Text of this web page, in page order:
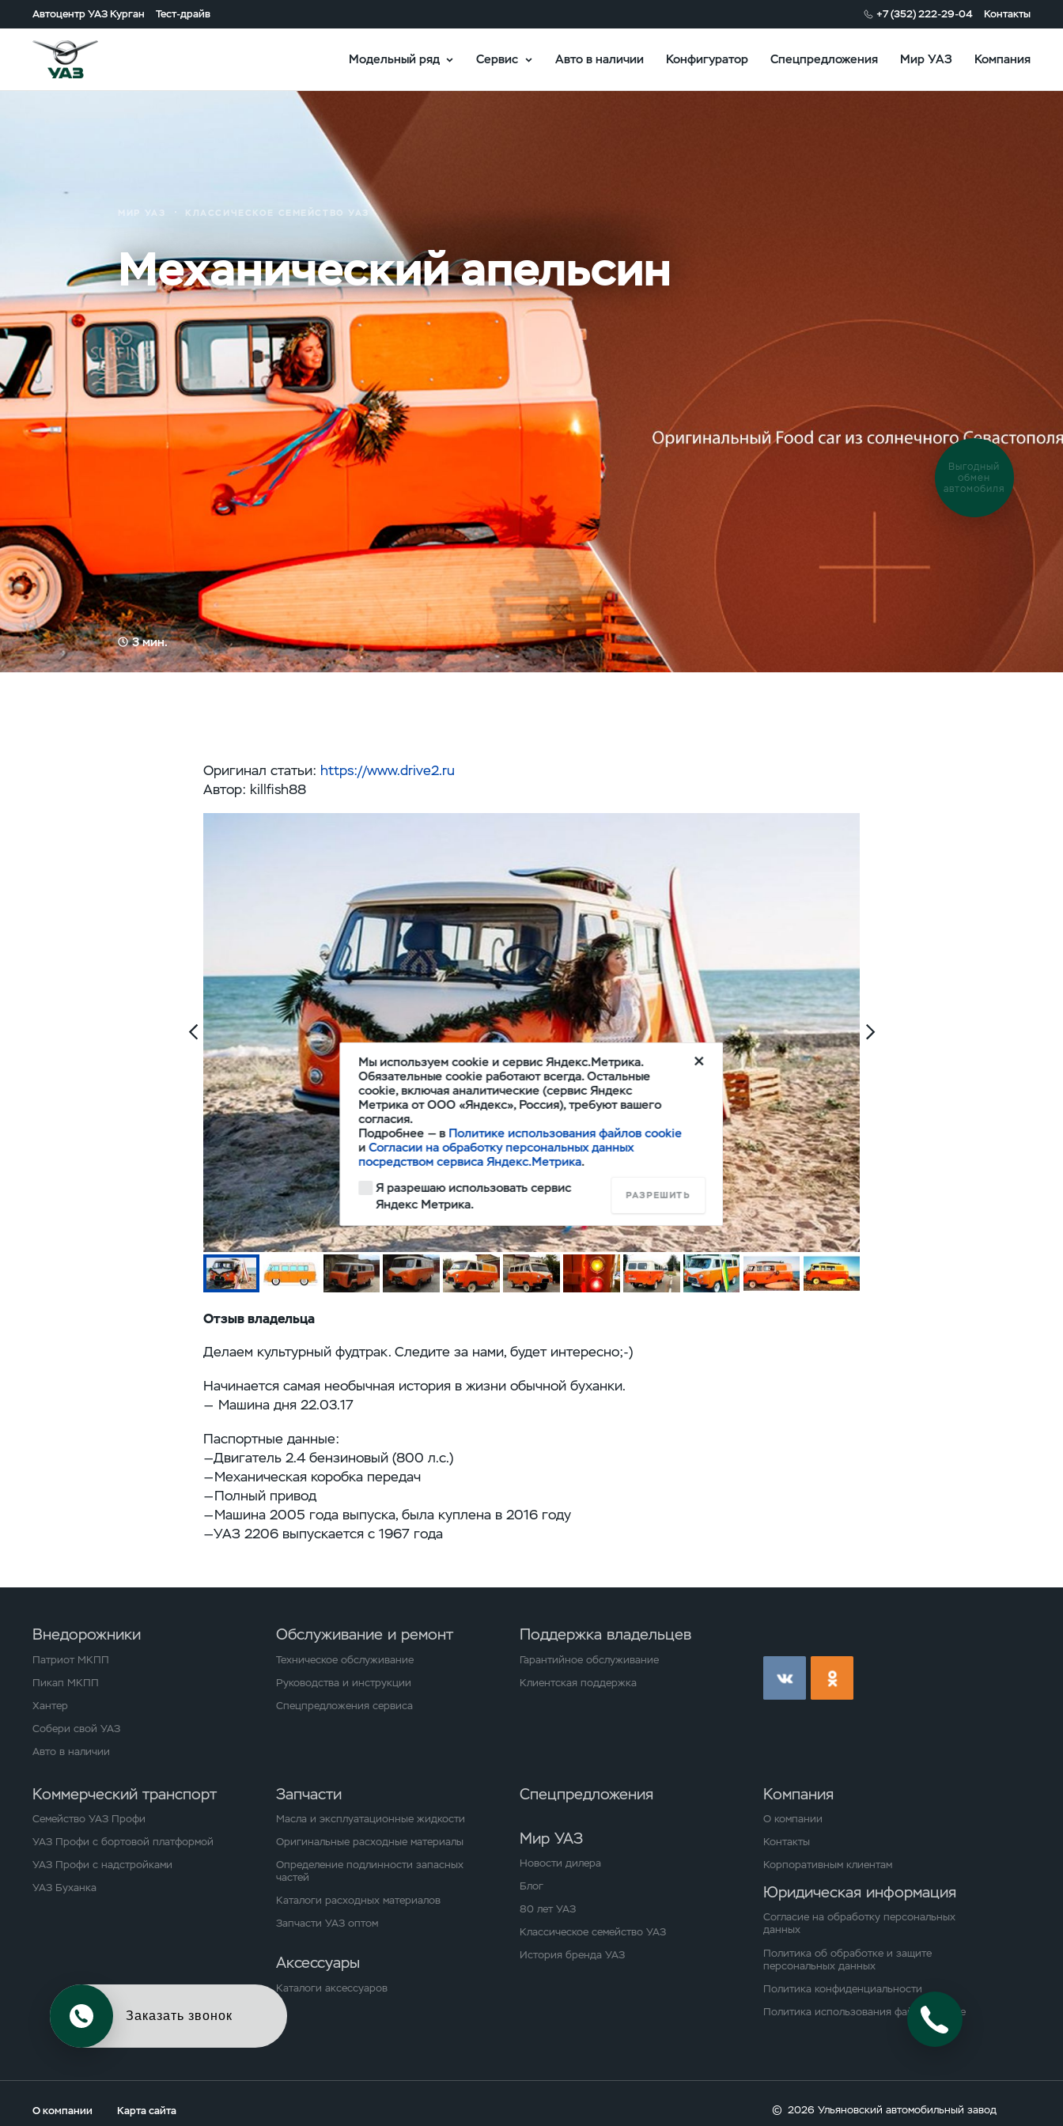
Автоцентр УАЗ Курган Тест-драйв +7 (352) 222-29-04 Контакты
Модельный ряд Сервис Авто в наличии Конфигуратор Спецпредложения Мир УАЗ Компания
МИР УАЗ КЛАССИЧЕСКОЕ СЕМЕЙСТВО УАЗ
Механический апельсин
3 мин.
Оригинал статьи: https://www.drive2.ru
Автор: killfish88
Отзыв владельца
Делаем культурный фудтрак. Следите за нами, будет интересно;-)
Начинается самая необычная история в жизни обычной буханки.
— Машина дня 22.03.17
Паспортные данные:
—Двигатель 2.4 бензиновый (800 л.с.)
—Механическая коробка передач
—Полный привод
—Машина 2005 года выпуска, была куплена в 2016 году
—УАЗ 2206 выпускается с 1967 года
Внедорожники
Патриот МКПП
Пикап МКПП
Хантер
Собери свой УАЗ
Авто в наличии
Обслуживание и ремонт
Техническое обслуживание
Руководства и инструкции
Спецпредложения сервиса
Поддержка владельцев
Гарантийное обслуживание
Клиентская поддержка
Коммерческий транспорт
Семейство УАЗ Профи
УАЗ Профи с бортовой платформой
УАЗ Профи с надстройками
УАЗ Буханка
Запчасти
Масла и эксплуатационные жидкости
Оригинальные расходные материалы
Определение подлинности запасных
частей
Каталоги расходных материалов
Запчасти УАЗ оптом
Аксессуары
Каталоги аксессуаров
Спецпредложения
Мир УАЗ
Новости дилера
Блог
80 лет УАЗ
Классическое семейство УАЗ
История бренда УАЗ
Компания
О компании
Контакты
Корпоративным клиентам
Юридическая информация
Согласие на обработку персональных
данных
Политика об обработке и защите
персональных данных
Политика конфиденциальности
Политика использования файлов cookie
О компании Карта сайта © 2026 Ульяновский автомобильный завод
Мы используем cookie и сервис Яндекс.Метрика.
Обязательные cookie работают всегда. Остальные
cookie, включая аналитические (сервис Яндекс
Метрика от ООО «Яндекс», Россия), требуют вашего
согласия.
Подробнее — в Политике использования файлов cookie
иСогласии на обработку персональных данных
посредством сервиса Яндекс.Метрика.
Я разрешаю использовать сервис
Яндекс Метрика.
РАЗРЕШИТЬ
Выгодный
обмен
автомобиля
Обменять авто